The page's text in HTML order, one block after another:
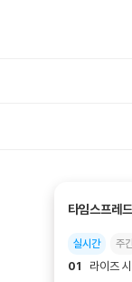
타임스프레
실시간 주
01
라이즈